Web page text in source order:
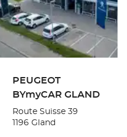
PEUGEOT
BYmyCAR GLAND
Route Suisse 39
1196 Gland